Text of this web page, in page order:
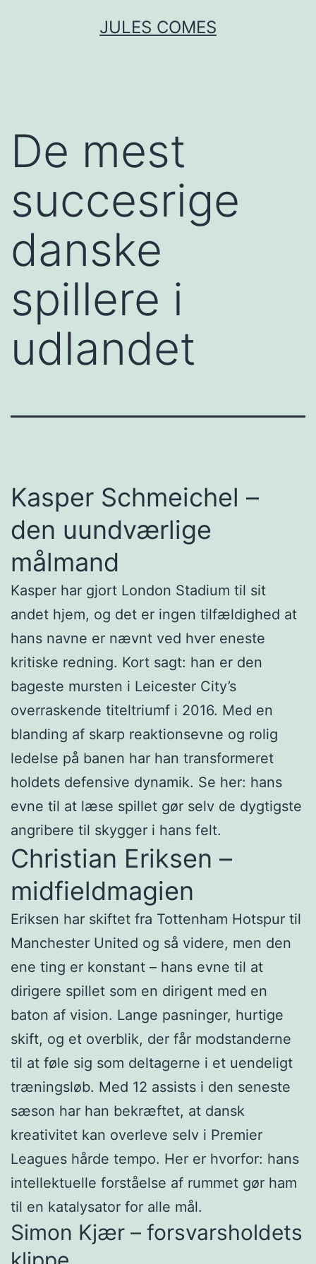
JULES COMES
De mest
succesrige
danske
spillere i
udlandet
Kasper Schmeichel –
den uundværlige
målmand
Kasper har gjort London Stadium til sit
andet hjem, og det er ingen tilfældighed at
hans navne er nævnt ved hver eneste
kritiske redning. Kort sagt: han er den
bageste mursten i Leicester City’s
overraskende titeltriumf i 2016. Med en
blanding af skarp reaktionsevne og rolig
ledelse på banen har han transformeret
holdets defensive dynamik. Se her: hans
evne til at læse spillet gør selv de dygtigste
angribere til skygger i hans felt.
Christian Eriksen –
midfieldmagien
Eriksen har skiftet fra Tottenham Hotspur til
Manchester United og så videre, men den
ene ting er konstant – hans evne til at
dirigere spillet som en dirigent med en
baton af vision. Lange pasninger, hurtige
skift, og et overblik, der får modstanderne
til at føle sig som deltagerne i et uendeligt
træningsløb. Med 12 assists i den seneste
sæson har han bekræftet, at dansk
kreativitet kan overleve selv i Premier
Leagues hårde tempo. Her er hvorfor: hans
intellektuelle forståelse af rummet gør ham
til en katalysator for alle mål.
Simon Kjær – forsvarsholdets